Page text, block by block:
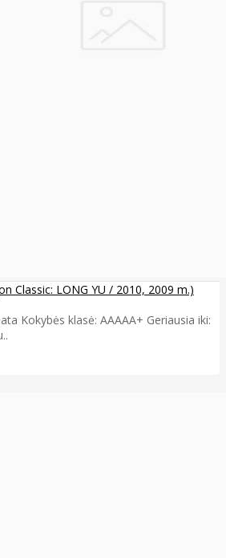
Classic: LONG YU / 2010, 2009 m.)
Kokybės klasė: AAAAA+ Geriausia iki: